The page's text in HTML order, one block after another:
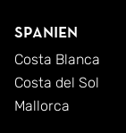
Spanien
Costa Blanca
Costa del Sol
Mallorca